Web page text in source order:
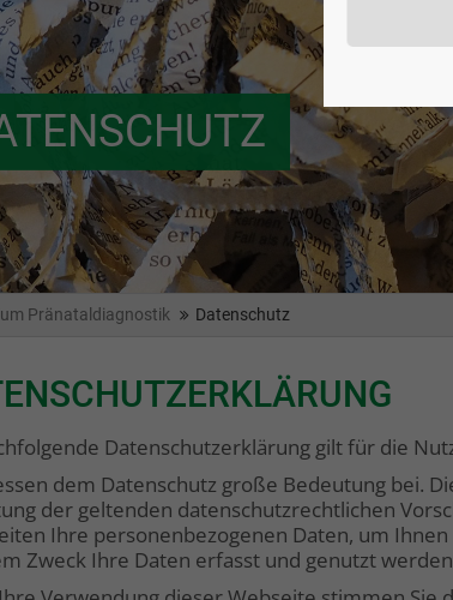
Pränataldiagnostik Datenschutz
Datenschutzerklärung gilt für die
dem Datenschutz große Bedeutung bei.
der geltenden datenschutzrechtlichen
Ihre personenbezogenen Daten, um
Zweck Ihre Daten erfasst und genutzt